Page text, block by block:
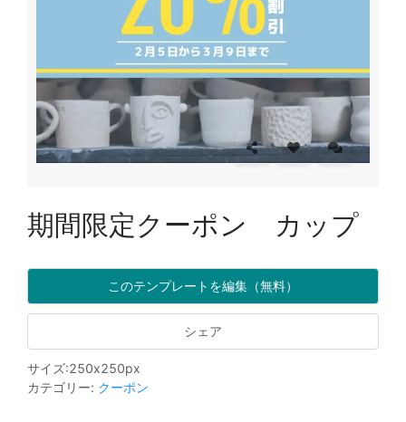
期間限定クーポン カップ
このテンプレートを編集（無料）
シェア
サイズ:250x250px
カテゴリー: クーポン